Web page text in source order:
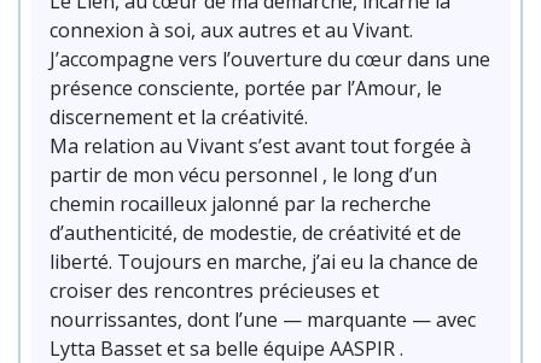
connexion à soi, aux autres et au Vivant.
J’accompagne vers l’ouverture du cœur dans une
présence consciente, portée par l’Amour, le
discernement et la créativité.
Ma relation au Vivant s’est avant tout forgée à
partir de mon vécu personnel , le long d’un
chemin rocailleux jalonné par la recherche
d’authenticité, de modestie, de créativité et de
liberté. Toujours en marche, j’ai eu la chance de
croiser des rencontres précieuses et
nourrissantes, dont l’une — marquante — avec
Lytta Basset et sa belle équipe AASPIR .